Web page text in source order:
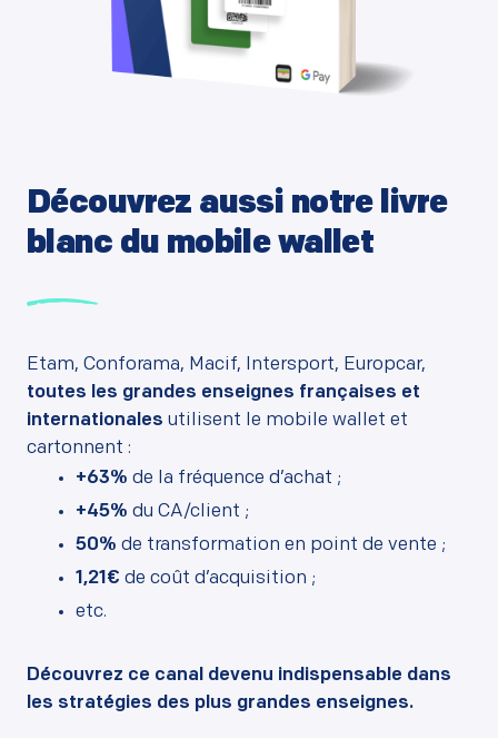
Découvrez aussi notre livre
blanc du mobile wallet
Etam, Conforama, Macif, Intersport, Europcar,
toutes les grandes enseignes françaises et
internationales utilisent le mobile wallet et
cartonnent :
+63% de la fréquence d’achat ;
+45% du CA/client ;
50% de transformation en point de vente ;
1,21€ de coût d’acquisition ;
etc.
Découvrez ce canal devenu indispensable dans
les stratégies des plus grandes enseignes.